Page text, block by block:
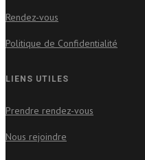
Rendez-vous
Politique de Confidentialité
LIENS UTILES
Prendre rendez-vous
Nous rejoindre